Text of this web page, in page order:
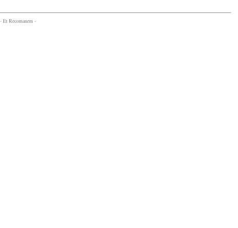
- Et Recomanem -